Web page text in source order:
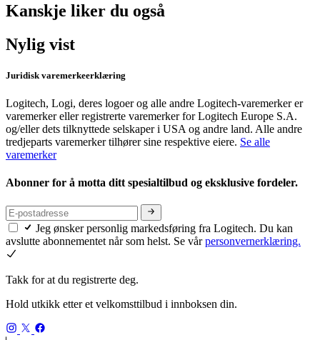
Kanskje liker du også
Nylig vist
Juridisk varemerkeerklæring
Logitech, Logi, deres logoer og alle andre Logitech-varemerker er
varemerker eller registrerte varemerker for Logitech Europe S.A.
og/eller dets tilknyttede selskaper i USA og andre land. Alle andre
tredjeparts varemerker tilhører sine respektive eiere. Se alle
varemerker
Abonner for å motta ditt spesialtilbud og eksklusive fordeler.
Jeg ønsker personlig markedsføring fra Logitech. Du kan
avslutte abonnementet når som helst. Se vårpersonvernerklæring.
Takk for at du registrerte deg.
Hold utkikk etter et velkomsttilbud i innboksen din.